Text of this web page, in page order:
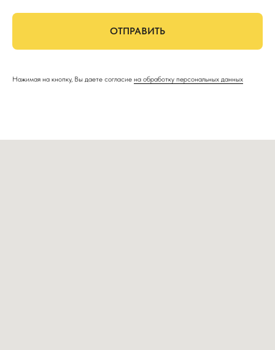
ОТПРАВИТЬ
Нажимая на кнопку, Вы даете согласие на обработку персональных данных